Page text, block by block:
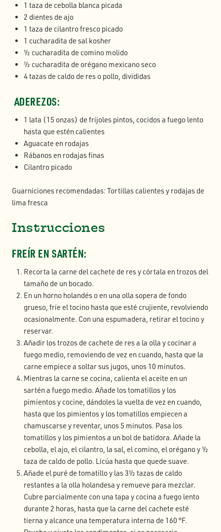
1 taza de cebolla blanca picada
2 dientes de ajo
1 taza de cilantro fresco picado
1 cucharadita de sal kosher
½ cucharadita de comino molido
½ cucharadita de orégano mexicano seco
4 tazas de caldo de res o pollo, divididas
ADEREZOS:
1 lata (15 onzas) de frijoles pintos, cocidos a fuego lento
hasta que estén calientes
Aguacate en rodajas
Rábanos en rodajas finas
Cilantro picado
Guarniciones recomendadas: Tortillas calientes y rodajas de
lima fresca
Instrucciones
FREÍR EN SARTÉN:
Recorta la carne del cachete de res y córtala en trozos del
tamaño de un bocado.
En un horno holandés o en una olla sopera de fondo
grueso, fríe el tocino hasta que esté crujiente, revolviendo
ocasionalmente. Con una espumadera, retirar el tocino y
reservar.
Añadir los trozos de cachete de res a la olla y cocinar a
fuego medio, removiendo de vez en cuando, hasta que la
carne empiece a soltar sus jugos, unos 10 minutos.
Mientras la carne se cocina, calienta el aceite en un
sartén a fuego medio. Añade los tomatillos y los
pimientos y cocine, dándoles la vuelta de vez en cuando,
hasta que los pimientos y los tomatillos empiecen a
chamuscarse y reventar, unos 5 minutos. Pasa los
tomatillos y los pimientos a un bol de batidora. Añade la
cebolla, el ajo, el cilantro, la sal, el comino, el orégano y ½
taza de caldo de pollo. Licúa hasta que quede suave.
Añade el puré de tomatillo y las 3½ tazas de caldo
restantes a la olla holandesa y remueve para mezclar.
Cubre parcialmente con una tapa y cocina a fuego lento
durante 2 horas, hasta que la carne del cachete esté
tierna y alcance una temperatura interna de 160 °F.